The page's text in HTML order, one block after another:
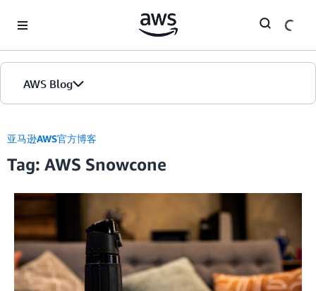
AWS Blog
首页
版本
亚马逊AWS官方博客
Tag: AWS Snowcone